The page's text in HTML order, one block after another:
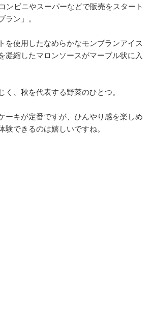
ンビニやスーパーなどで販売をスタート
ン」。
を使用したなめらかなモンブランアイス
凝縮したマロンソースがマーブル状に入
く、秋を代表する野菜のひとつ。
ーキが定番ですが、ひんやり感を楽しめ
験できるのは嬉しいですね。